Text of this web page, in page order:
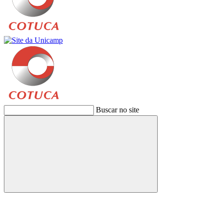
Buscar no site
Buscar